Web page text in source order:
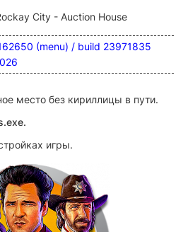
City - Auction House
(menu) / build 23971835
место без кириллицы в пути.
.exe.
игры.